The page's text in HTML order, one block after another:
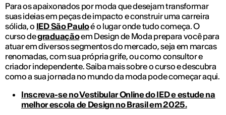
Para os apaixonados por moda que desejam transformar
suas ideias em peças de impacto e construir uma carreira
sólida, o IED São Pauloé o lugar onde tudo começa. O
curso degraduaçãoem Design de Moda prepara você para
atuar em diversos segmentos do mercado, seja em marcas
renomadas, com sua própria grife, ou como consultor e
criador independente. Saiba mais sobre o curso e descubra
como a sua jornada no mundo da moda pode começar aqui.
Inscreva-se no Vestibular Online do IED e estude na
melhor escola de Design no Brasil em 2025.